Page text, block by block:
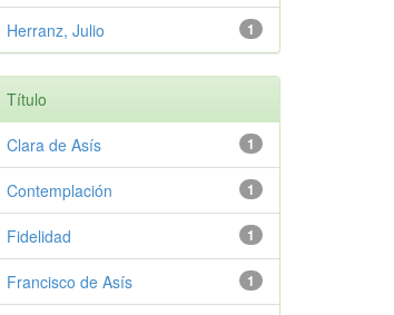
1
Herranz, Julio
Título
1
Clara de Asís
1
Contemplación
1
Fidelidad
1
Francisco de Asís